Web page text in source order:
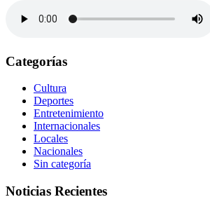
Categorías
Cultura
Deportes
Entretenimiento
Internacionales
Locales
Nacionales
Sin categoría
Noticias Recientes